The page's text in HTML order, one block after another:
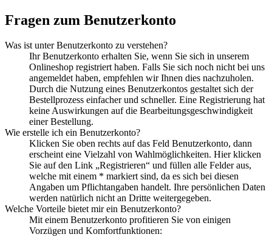
Fragen zum Benutzerkonto
Was ist unter Benutzerkonto zu verstehen?
Ihr Benutzerkonto erhalten Sie, wenn Sie sich in unserem
Onlineshop registriert haben. Falls Sie sich noch nicht bei uns
angemeldet haben, empfehlen wir Ihnen dies nachzuholen.
Durch die Nutzung eines Benutzerkontos gestaltet sich der
Bestellprozess einfacher und schneller. Eine Registrierung hat
keine Auswirkungen auf die Bearbeitungsgeschwindigkeit
einer Bestellung.
Wie erstelle ich ein Benutzerkonto?
Klicken Sie oben rechts auf das Feld Benutzerkonto, dann
erscheint eine Vielzahl von Wahlmöglichkeiten. Hier klicken
Sie auf den Link „Registrieren“ und füllen alle Felder aus,
welche mit einem * markiert sind, da es sich bei diesen
Angaben um Pflichtangaben handelt. Ihre persönlichen Daten
werden natürlich nicht an Dritte weitergegeben.
Welche Vorteile bietet mir ein Benutzerkonto?
Mit einem Benutzerkonto profitieren Sie von einigen
Vorzügen und Komfortfunktionen: